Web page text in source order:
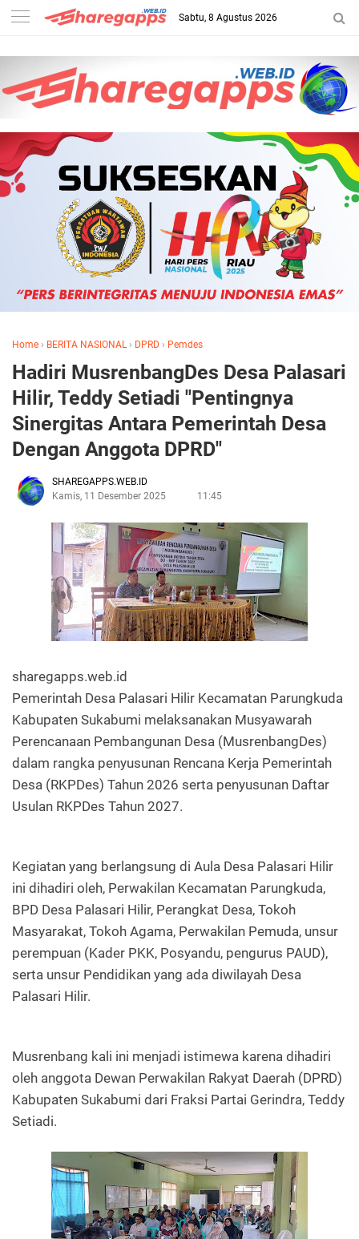
Sabtu, 8 Agustus 2026
Home › BERITA NASIONAL› DPRD › Pemdes
Hadiri MusrenbangDes Desa Palasari
Hilir, Teddy Setiadi "Pentingnya
Sinergitas Antara Pemerintah Desa
Dengan Anggota DPRD"
SHAREGAPPS.WEB.ID
Kamis, 11 Desember 2025
11:45
sharegapps.web.id
Pemerintah Desa Palasari Hilir Kecamatan Parungkuda
Kabupaten Sukabumi melaksanakan Musyawarah
Perencanaan Pembangunan Desa (MusrenbangDes)
dalam rangka penyusunan Rencana Kerja Pemerintah
Desa (RKPDes) Tahun 2026 serta penyusunan Daftar
Usulan RKPDes Tahun 2027.
Kegiatan yang berlangsung di Aula Desa Palasari Hilir
ini dihadiri oleh, Perwakilan Kecamatan Parungkuda,
BPD Desa Palasari Hilir, Perangkat Desa, Tokoh
Masyarakat, Tokoh Agama, Perwakilan Pemuda, unsur
perempuan (Kader PKK, Posyandu, pengurus PAUD),
serta unsur Pendidikan yang ada diwilayah Desa
Palasari Hilir.
Musrenbang kali ini menjadi istimewa karena dihadiri
oleh anggota Dewan Perwakilan Rakyat Daerah (DPRD)
Kabupaten Sukabumi dari Fraksi Partai Gerindra, Teddy
Setiadi.